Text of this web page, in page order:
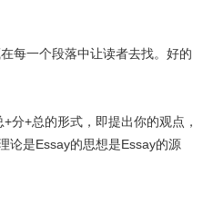
每一个段落中让读者去找。好的
分+总的形式，即提出你的观点，
论是Essay的思想是Essay的源